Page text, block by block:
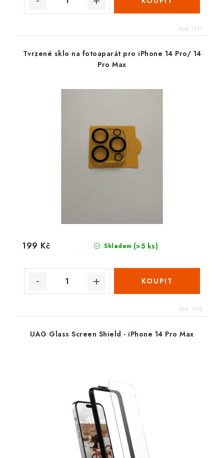
Kód: 7137
Tvrzené sklo na fotoaparát pro iPhone 14 Pro/ 14
Pro Max
Skladem (>5 ks)
199 Kč
Kód: 7128
UAG Glass Screen Shield - iPhone 14 Pro Max